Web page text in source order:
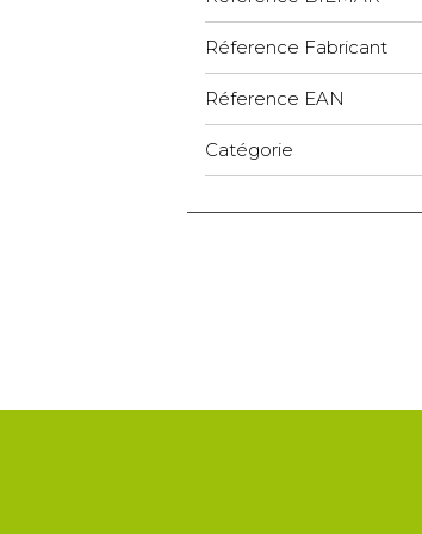
Réference Fabricant
Réference EAN
Catégorie